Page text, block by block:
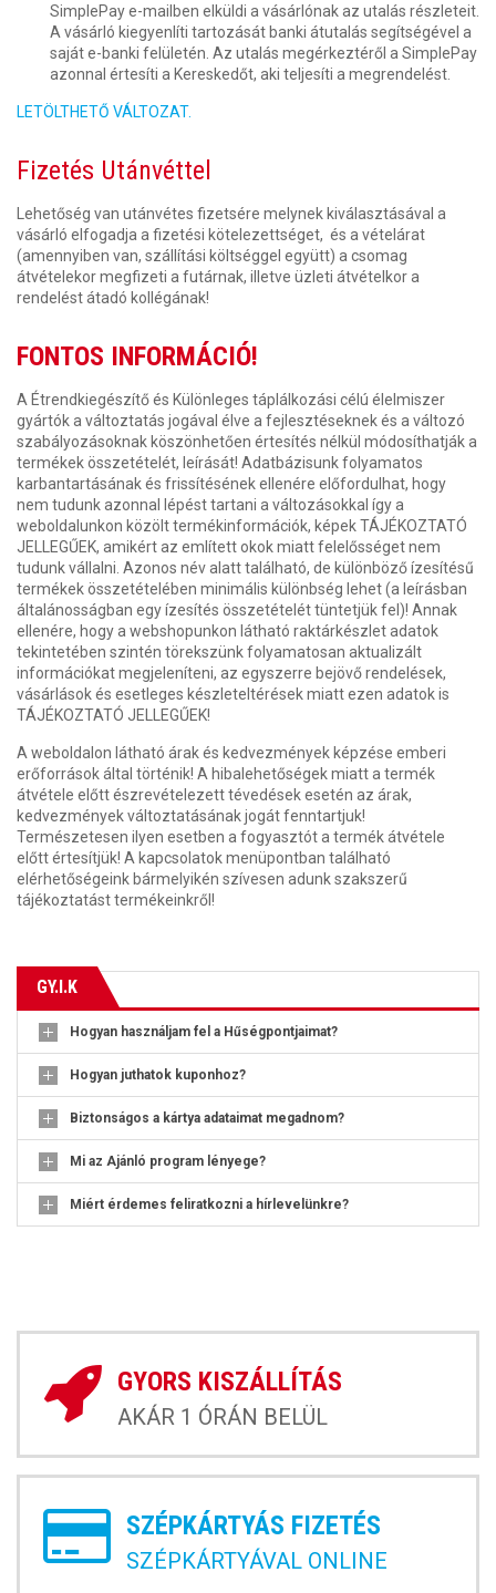
SimplePay e-mailben elküldi a vásárlónak az utalás részleteit.
A vásárló kiegyenlíti tartozását banki átutalás segítségével a
saját e-banki felületén. Az utalás megérkeztéről a SimplePay
azonnal értesíti a Kereskedőt, aki teljesíti a megrendelést.
LETÖLTHETŐ VÁLTOZAT.
Fizetés Utánvéttel
Lehetőség van utánvétes fizetsére melynek kiválasztásával a
vásárló elfogadja a fizetési kötelezettséget, és a vételárat
(amennyiben van, szállítási költséggel együtt) a csomag
átvételekor megfizeti a futárnak, illetve üzleti átvételkor a
rendelést átadó kollégának!
FONTOS INFORMÁCIÓ!
A Étrendkiegészítő és Különleges táplálkozási célú élelmiszer
gyártók a változtatás jogával élve a fejlesztéseknek és a változó
szabályozásoknak köszönhetően értesítés nélkül módosíthatják a
termékek összetételét, leírását! Adatbázisunk folyamatos
karbantartásának és frissítésének ellenére előfordulhat, hogy
nem tudunk azonnal lépést tartani a változásokkal így a
weboldalunkon közölt termékinformációk, képek TÁJÉKOZTATÓ
JELLEGŰEK, amikért az említett okok miatt felelősséget nem
tudunk vállalni. Azonos név alatt található, de különböző ízesítésű
termékek összetételében minimális különbség lehet (a leírásban
általánosságban egy ízesítés összetételét tüntetjük fel)! Annak
ellenére, hogy a webshopunkon látható raktárkészlet adatok
tekintetében szintén törekszünk folyamatosan aktualizált
információkat megjeleníteni, az egyszerre bejövő rendelések,
vásárlások és esetleges készleteltérések miatt ezen adatok is
TÁJÉKOZTATÓ JELLEGŰEK!
A weboldalon látható árak és kedvezmények képzése emberi
erőforrások által történik! A hibalehetőségek miatt a termék
átvétele előtt észrevételezett tévedések esetén az árak,
kedvezmények változtatásának jogát fenntartjuk!
Természetesen ilyen esetben a fogyasztót a termék átvétele
előtt értesítjük! A kapcsolatok menüpontban található
elérhetőségeink bármelyikén szívesen adunk szakszerű
tájékoztatást termékeinkről!
GY.I.K
Hogyan használjam fel a Hűségpontjaimat?
Hogyan juthatok kuponhoz?
Biztonságos a kártya adataimat megadnom?
Mi az Ajánló program lényege?
Miért érdemes feliratkozni a hírlevelünkre?
GYORS KISZÁLLÍTÁS
AKÁR 1 ÓRÁN BELÜL
SZÉPKÁRTYÁS FIZETÉS
SZÉPKÁRTYÁVAL ONLINE